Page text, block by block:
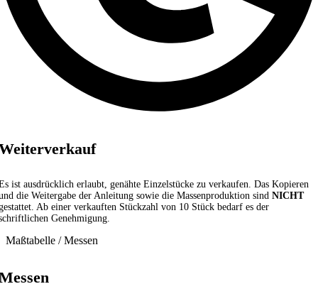
ist ausdrücklich erlaubt, genähte Einzelstücke zu verkaufen. Das Kopieren
die Weitergabe der Anleitung sowie die Massenproduktion sind NICHT
Ab einer verkauften Stückzahl von 10 Stück bedarf es der
Genehmigung.
Maßtabelle / Messen